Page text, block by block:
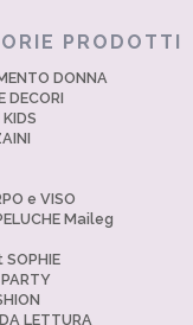
PRODOTTI
DONNA
DECORI
e VISO
Maileg
PARTY
LETTURA